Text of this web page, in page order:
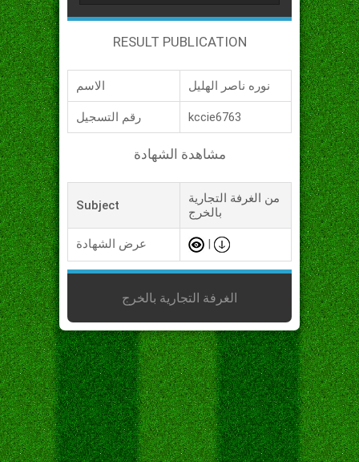
RESULT PUBLICATION
الاسم نوره ناصر الهليل
رقم التسجيل kccie6763
مشاهدة الشهادة
Subject
من الغرفة التجارية
بالخرج
عرض الشهادة
الغرفة التجارية بالخرج